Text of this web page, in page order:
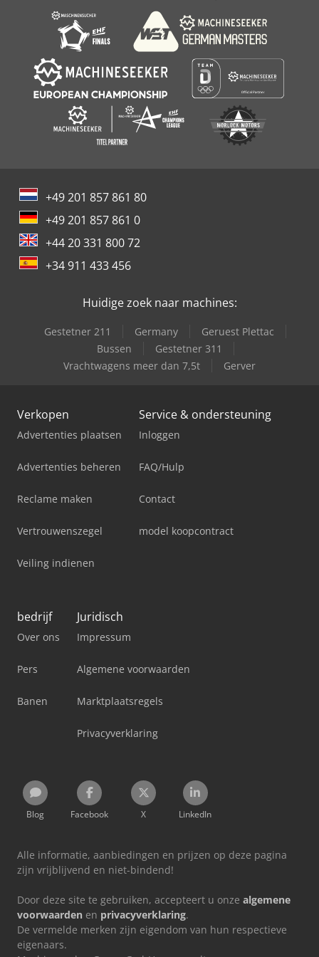
Zettelmeyer
+49 201 857 861 80
+49 201 857 861 0
+44 20 331 800 72
+34 911 433 456
Huidige zoek naar machines:
Gestetner 211 Germany
Geruest Plettac
Bussen
Gestetner 311
Vrachtwagens meer dan 7,5t
Gerver
Verkopen
Advertenties plaatsen
Advertenties beheren
Reclame maken
Vertrouwenszegel
Veiling indienen
Service & ondersteuning
Inloggen
FAQ/Hulp
Contact
model koopcontract
bedrijf
Over ons
Pers
Banen
Juridisch
Impressum
Algemene voorwaarden
Marktplaatsregels
Privacyverklaring
Blog Facebook X LinkedIn
Alle informatie, aanbiedingen en prijzen op deze pagina
zijn vrijblijvend en niet-bindend!
Door deze site te gebruiken, accepteert u onze algemene
voorwaarden en privacyverklaring.
De vermelde merken zijn eigendom van hun respectieve
eigenaars.